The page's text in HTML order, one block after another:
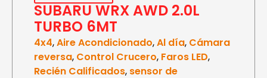
SUBARU WRX AWD 2.0L
TURBO 6MT
4x4,Aire Acondicionado,Al día, Cámara
reversa, Control Crucero, Faros LED,
Recién Calificados, sensor de